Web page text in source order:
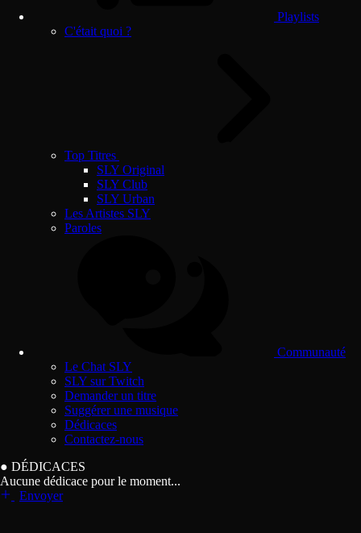
Playlists
C'était quoi ?
Top Titres
SLY Original
SLY Club
SLY Urban
Les Artistes SLY
Paroles
Communauté
Le Chat SLY
SLY sur Twitch
Demander un titre
Suggérer une musique
Dédicaces
Contactez-nous
● DÉDICACES
Aucune dédicace pour le moment...
Envoyer